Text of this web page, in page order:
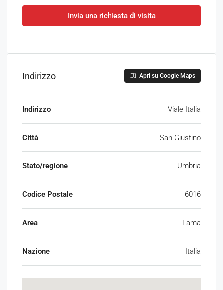
Invia una richiesta di visita
Indirizzo Apri su Google Maps
Indirizzo Viale Italia
Città San Giustino
Stato/regione Umbria
Codice Postale 6016
Area Lama
Nazione Italia